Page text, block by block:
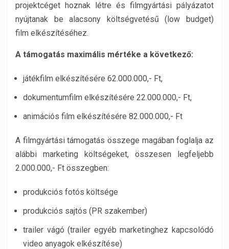
projektcéget hoznak létre és filmgyártási pályázatot
nyújtanak be alacsony költségvetésű (low budget)
film elkészítéséhez.
A támogatás maximális mértéke a következő:
játékfilm elkészítésére 62.000.000,- Ft,
dokumentumfilm elkészítésére 22.000.000,- Ft,
animációs film elkészítésére 82.000.000,- Ft
A filmgyártási támogatás összege magában foglalja az
alábbi marketing költségeket, összesen legfeljebb
2.000.000,- Ft összegben:
produkciós fotós költsége
produkciós sajtós (PR szakember)
trailer vágó (trailer egyéb marketinghez kapcsolódó
video anyagok elkészítése)